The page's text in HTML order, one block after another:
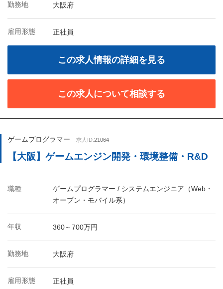
勤務地 大阪府
雇用形態 正社員
この求人情報の詳細を見る
この求人について相談する
ゲームプログラマー 求人ID:21064
【大阪】ゲームエンジン開発・環境整備・R&D
職種
ゲームプログラマー / システムエンジニア（Web・
オープン・モバイル系）
年収 360～700万円
勤務地 大阪府
雇用形態 正社員